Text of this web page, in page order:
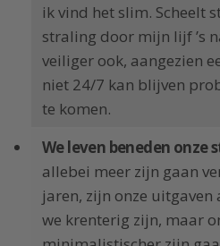
ik vind het slim. Scheelt
straling door mijn lijf ’s
veiliger ook, aangezien
niet 24/7 kan blijven
te komen.
We leven beneden onze
allebei meer zijn gaan
jaren, zijn onze
we krenterig zijn, maar